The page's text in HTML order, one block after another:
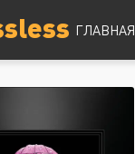
ГЛАВНАЯ